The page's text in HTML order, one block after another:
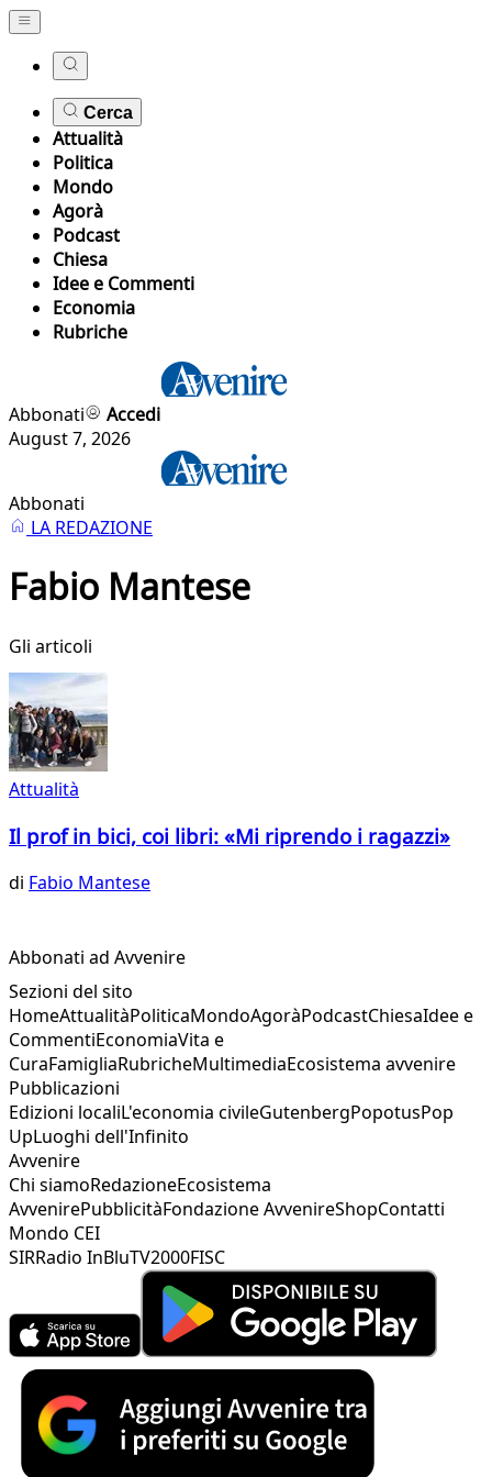
Cerca
Attualità
Politica
Mondo
Agorà
Podcast
Chiesa
Idee e Commenti
Economia
Rubriche
Abbonati
Accedi
August 7, 2026
Abbonati
LA REDAZIONE
Fabio Mantese
Gli articoli
Attualità
Il prof in bici, coi libri: «Mi riprendo i ragazzi»
di Fabio Mantese
Abbonati ad Avvenire
Sezioni del sito
HomeAttualitàPoliticaMondoAgoràPodcastChiesaIdee e
CommentiEconomiaVita e
CuraFamigliaRubricheMultimediaEcosistema avvenire
Pubblicazioni
Edizioni localiL'economia civileGutenbergPopotusPop
UpLuoghi dell'Infinito
Avvenire
Chi siamoRedazioneEcosistema
AvvenirePubblicitàFondazione AvvenireShopContatti
Mondo CEI
SIRRadio InBluTV2000FISC